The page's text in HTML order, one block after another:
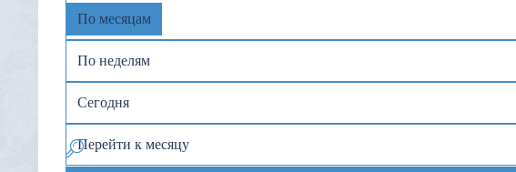
По месяцам
По неделям
Сегодня
Перейти к месяцу